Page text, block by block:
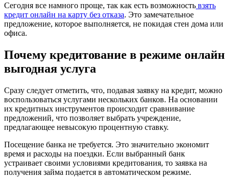
Сегодня все намного проще, так как есть возможность взять
кредит онлайн на карту без отказа. Это замечательное
предложение, которое выполняется, не покидая стен дома или
офиса.
Почему кредитование в режиме онлайн
выгодная услуга
Сразу следует отметить, что, подавая заявку на кредит, можно
воспользоваться услугами нескольких банков. На основании
их кредитных инструментов происходит сравнивание
предложений, что позволяет выбрать учреждение,
предлагающее невысокую процентную ставку.
Посещение банка не требуется. Это значительно экономит
время и расходы на поездки. Если выбранный банк
устраивает своими условиями кредитования, то заявка на
получения займа подается в автоматическом режиме.